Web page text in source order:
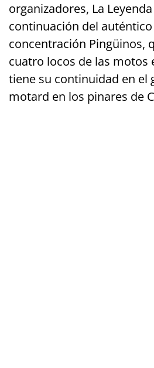
organizadores, La
continuación del
concentración Pingüinos,
cuatro locos de las motos
tiene su continuidad en el
motard en los pinares de